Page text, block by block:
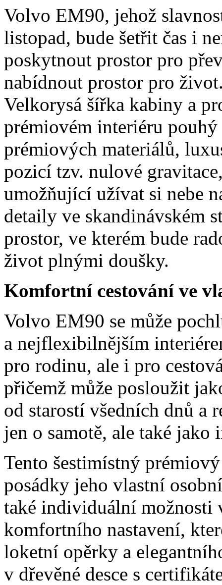
Volvo EM90, jehož
listopad, bude šetřit čas i
poskytnout prostor pro
nabídnout prostor pro
Velkorysá šířka kabiny a
prémiovém interiéru
prémiových materiálů,
pozicí tzv. nulové
umožňující užívat si nebe
detaily ve skandinávském
prostor, ve kterém bude
život plnými doušky.
Komfortní cestování ve
Volvo EM90 se může
a nejflexibilnějším
pro rodinu, ale i pro
přičemž může posloužit
od starostí všedních dnů a
jen o samotě, ale také
Tento šestimístný
posádky jeho vlastní
také individuální možnosti
komfortního nastavení,
loketní opěrky a
v dřevěné desce s